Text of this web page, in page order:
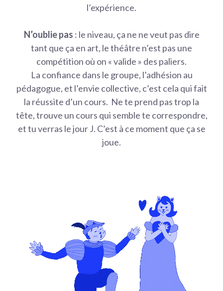
l’expérience.
N’oublie pas : le niveau, ça ne ne veut pas dire
tant que ça en art, le théâtre n’est pas une
compétition où on « valide » des paliers.
La confiance dans le groupe, l’adhésion au
pédagogue, et l’envie collective, c’est cela qui fait
la réussite d’un cours. Ne te prend pas trop la
tête, trouve un cours qui semble te correspondre,
et tu verras le jour J. C’est à ce moment que ça se
joue.